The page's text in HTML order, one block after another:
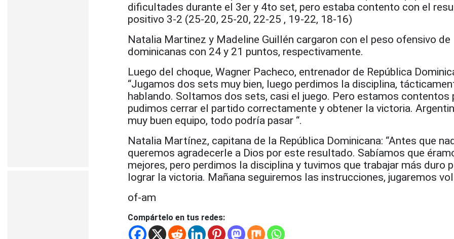
dificultades durante el 3er y 4to set, pero estaba contento con el
positivo 3-2 (25-20, 25-20, 22-25 , 19-22, 18-16)
Natalia Martinez y Madeline Guillén cargaron con el peso ofensivo de
dominicanas con 24 y 21 puntos, respectivamente.
Luego del choque, Wagner Pacheco, entrenador de República
“Jugamos dos sets muy bien, luego perdimos la disciplina,
hablando. Soltamos dos sets, casi el juego. Pero estamos contentos
pudimos cerrar el partido correctamente y obtener la victoria.
muy buen equipo, todo podría pasar “.
Natalia Martínez, capitana de la República Dominicana: “Antes que
queremos agradecerle a Dios por este resultado. Sabíamos que
mejores, pero perdimos la disciplina y tuvimos que trabajar más duro
lograr la victoria. Mañana seguiremos las instrucciones, jugaremos
of-am
Compártelo en tus redes: